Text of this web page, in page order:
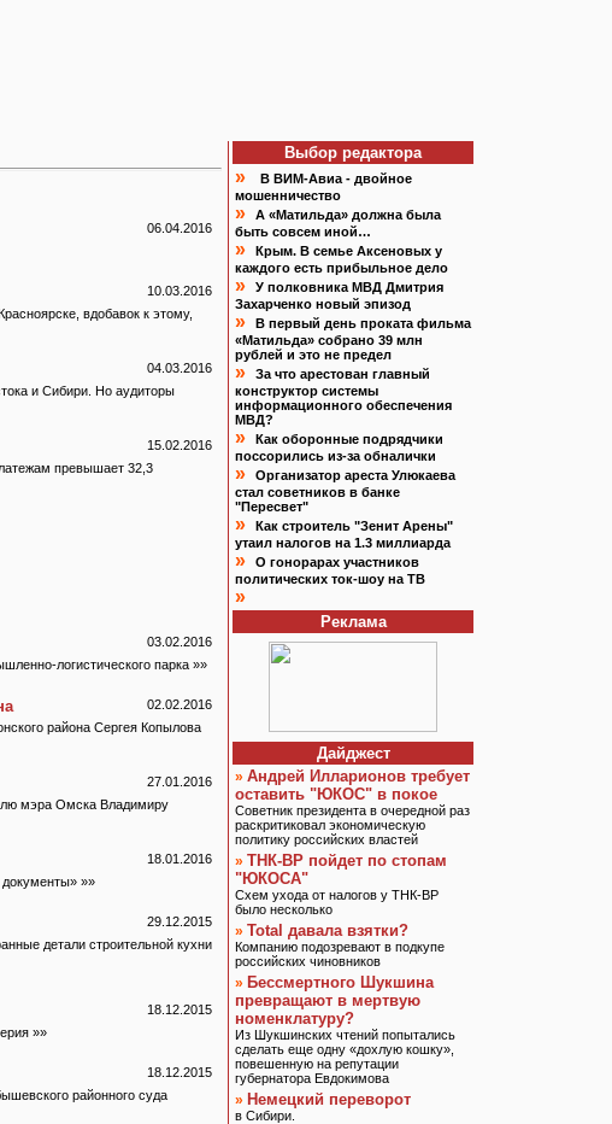
06.04.2016
10.03.2016
вдобавок к этому,
04.03.2016
и Сибири. Но аудиторы
15.02.2016
превышает 32,3
03.02.2016
логистического парка »»
02.02.2016
района Сергея Копылова
27.01.2016
мэра Омска Владимиру
18.01.2016
»»
29.12.2015
детали строительной кухни
18.12.2015
»»
18.12.2015
районного суда
Выбор редактора
»
В ВИМ-Авиа - двойное
мошенничество
»
А «Матильда» должна была
быть совсем иной…
»
Крым. В семье Аксеновых у
каждого есть прибыльное дело
»
У полковника МВД Дмитрия
Захарченко новый эпизод
»
В первый день проката фильма
«Матильда» собрано 39 млн
рублей и это не предел
»
За что арестован главный
конструктор системы
информационного обеспечения
МВД?
»
Как оборонные подрядчики
поссорились из-за обналички
»
Организатор ареста Улюкаева
стал советников в банке
"Пересвет"
»
Как строитель "Зенит Арены"
утаил налогов на 1.3 миллиарда
»
О гонорарах участников
политических ток-шоу на ТВ
»
Реклама
Дайджест
» Андрей Илларионов требует
оставить "ЮКОС" в покое
Советник президента в очередной раз
раскритиковал экономическую
политику российских властей
» ТНК-BP пойдет по стопам
"ЮКОСА"
Схем ухода от налогов у ТНК-BP
было несколько
» Total давала взятки?
Компанию подозревают в подкупе
российских чиновников
» Бессмертного Шукшина
превращают в мертвую
номенклатуру?
Из Шукшинских чтений попытались
сделать еще одну «дохлую кошку»,
повешенную на репутации
губернатора Евдокимова
» Немецкий переворот
в Сибири.